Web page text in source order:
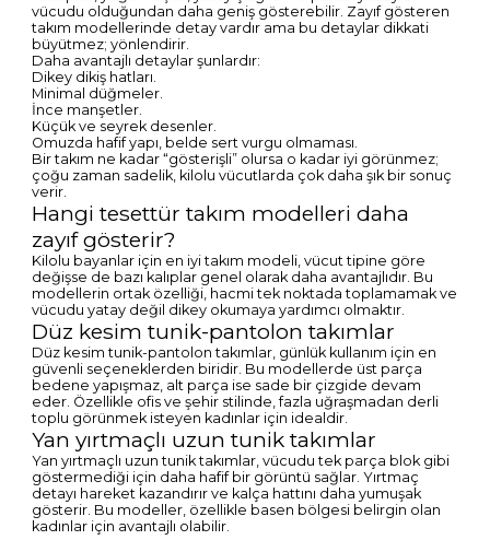
vücudu olduğundan daha geniş gösterebilir. Zayıf gösteren
takım modellerinde detay vardır ama bu detaylar dikkati
büyütmez; yönlendirir.
Daha avantajlı detaylar şunlardır:
Dikey dikiş hatları.
Minimal düğmeler.
İnce manşetler.
Küçük ve seyrek desenler.
Omuzda hafif yapı, belde sert vurgu olmaması.
Bir takım ne kadar “gösterişli” olursa o kadar iyi görünmez;
çoğu zaman sadelik, kilolu vücutlarda çok daha şık bir sonuç
verir.
Hangi tesettür takım modelleri daha
zayıf gösterir?
Kilolu bayanlar için en iyi takım modeli, vücut tipine göre
değişse de bazı kalıplar genel olarak daha avantajlıdır. Bu
modellerin ortak özelliği, hacmi tek noktada toplamamak ve
vücudu yatay değil dikey okumaya yardımcı olmaktır.
Düz kesim tunik-pantolon takımlar
Düz kesim tunik-pantolon takımlar, günlük kullanım için en
güvenli seçeneklerden biridir. Bu modellerde üst parça
bedene yapışmaz, alt parça ise sade bir çizgide devam
eder. Özellikle ofis ve şehir stilinde, fazla uğraşmadan derli
toplu görünmek isteyen kadınlar için idealdir.
Yan yırtmaçlı uzun tunik takımlar
Yan yırtmaçlı uzun tunik takımlar, vücudu tek parça blok gibi
göstermediği için daha hafif bir görüntü sağlar. Yırtmaç
detayı hareket kazandırır ve kalça hattını daha yumuşak
gösterir. Bu modeller, özellikle basen bölgesi belirgin olan
kadınlar için avantajlı olabilir.